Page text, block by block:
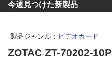
今週見つけた新製品
製品ジャンル： ビデオカード
ZOTAC ZT-70202-10P